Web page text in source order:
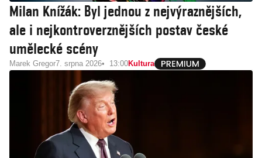
Milan Knížák: Byl jednou z nejvýraznějších,
ale i nejkontroverznějších postav české
umělecké scény
Marek Gregor7. srpna 2026 13:00Kultura